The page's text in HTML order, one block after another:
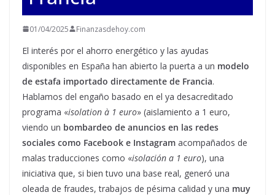
01/04/2025 Finanzasdehoy.com
El interés por el ahorro energético y las ayudas
disponibles en España han abierto la puerta a un modelo
de estafa importado directamente de Francia.
Hablamos del engaño basado en el ya desacreditado
programa «isolation à 1 euro» (aislamiento a 1 euro,
viendo un bombardeo de anuncios en las redes
sociales como Facebook e Instagram acompañados de
malas traducciones como «isolación a 1 euro), una
iniciativa que, si bien tuvo una base real, generó una
oleada de fraudes, trabajos de pésima calidad y una muy